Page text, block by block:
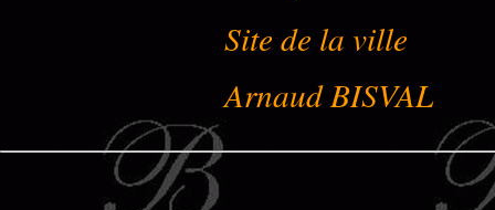
Site de la ville
Arnaud BISVAL